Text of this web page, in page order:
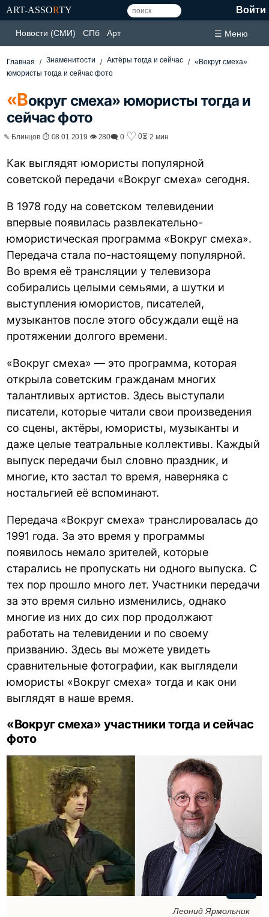
ART-ASSORTY Войти
Новости (СМИ) СПб Арт ☰ Меню
Главная Знаменитости Актёры тогда и сейчас
«Вокруг смеха»
юмористы тогда и сейчас фото
«Вокруг смеха» юмористы тогда и
сейчас фото
✎ Блинцов ⏱ 08.01.2019 👁 280🗨 0 ♡ 0⏳ 2 мин
Как выглядят юмористы популярной
советской передачи «Вокруг смеха» сегодня.
В 1978 году на советском телевидении
впервые появилась развлекательно-
юмористическая программа «Вокруг смеха».
Передача стала по-настоящему популярной.
Во время её трансляции у телевизора
собирались целыми семьями, а шутки и
выступления юмористов, писателей,
музыкантов после этого обсуждали ещё на
протяжении долгого времени.
«Вокруг смеха» — это программа, которая
открыла советским гражданам многих
талантливых артистов. Здесь выступали
писатели, которые читали свои произведения
со сцены, актёры, юмористы, музыканты и
даже целые театральные коллективы. Каждый
выпуск передачи был словно праздник, и
многие, кто застал то время, наверняка с
ностальгией её вспоминают.
Передача «Вокруг смеха» транслировалась до
1991 года. За это время у программы
появилось немало зрителей, которые
старались не пропускать ни одного выпуска. С
тех пор прошло много лет. Участники передачи
за это время сильно изменились, однако
многие из них до сих пор продолжают
работать на телевидении и по своему
призванию. Здесь вы можете увидеть
сравнительные фотографии, как выглядели
юмористы «Вокруг смеха» тогда и как они
выглядят в наше время.
«Вокруг смеха» участники тогда и сейчас
фото
Леонид Ярмольник